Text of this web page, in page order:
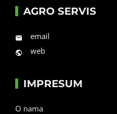
AGRO SERVIS
email
web
IMPRESUM
O nama